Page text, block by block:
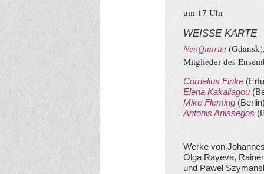
um 17 Uhr
WEISSE KARTE
NeoQuartet
Mitglieder des
Cornelius Finke
Elena Kakaliagou
Mike Fleming
Antonis Anissegos
Werke von
Olga Rayeva,
und Pawel